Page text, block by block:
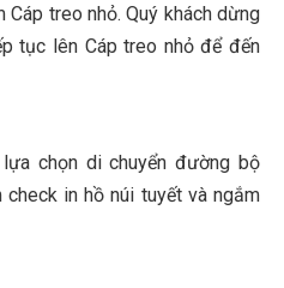
treo nhỏ. Quý khách dừng
tục lên Cáp treo nhỏ để đến
chọn di chuyển đường bộ
in hồ núi tuyết và ngắm